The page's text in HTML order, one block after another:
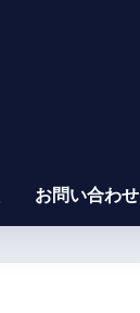
お問い合わせ